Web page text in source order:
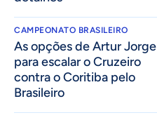
CAMPEONATO BRASILEIRO
As opções de Artur Jorge
para escalar o Cruzeiro
contra o Coritiba pelo
Brasileiro